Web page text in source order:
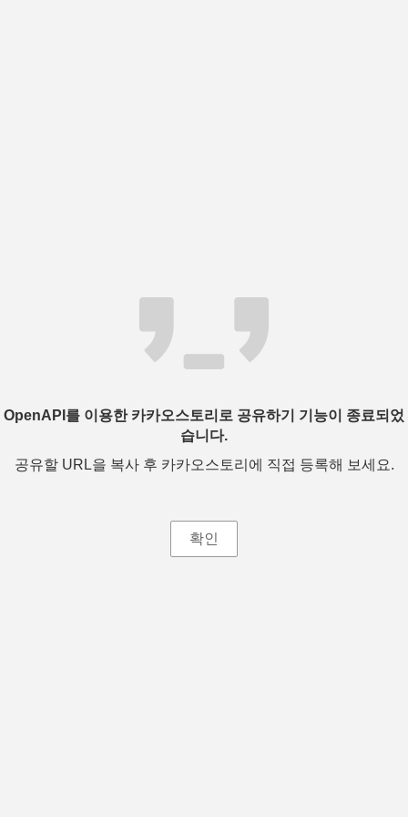
OpenAPI를 이용한 카카오스토리로 공유하기 기능이 종료되었
습니다.
공유할 URL을 복사 후 카카오스토리에 직접 등록해 보세요.
확인